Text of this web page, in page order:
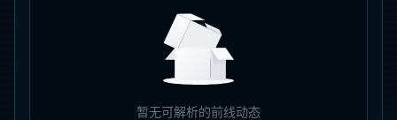
暂无可解析的前线动态